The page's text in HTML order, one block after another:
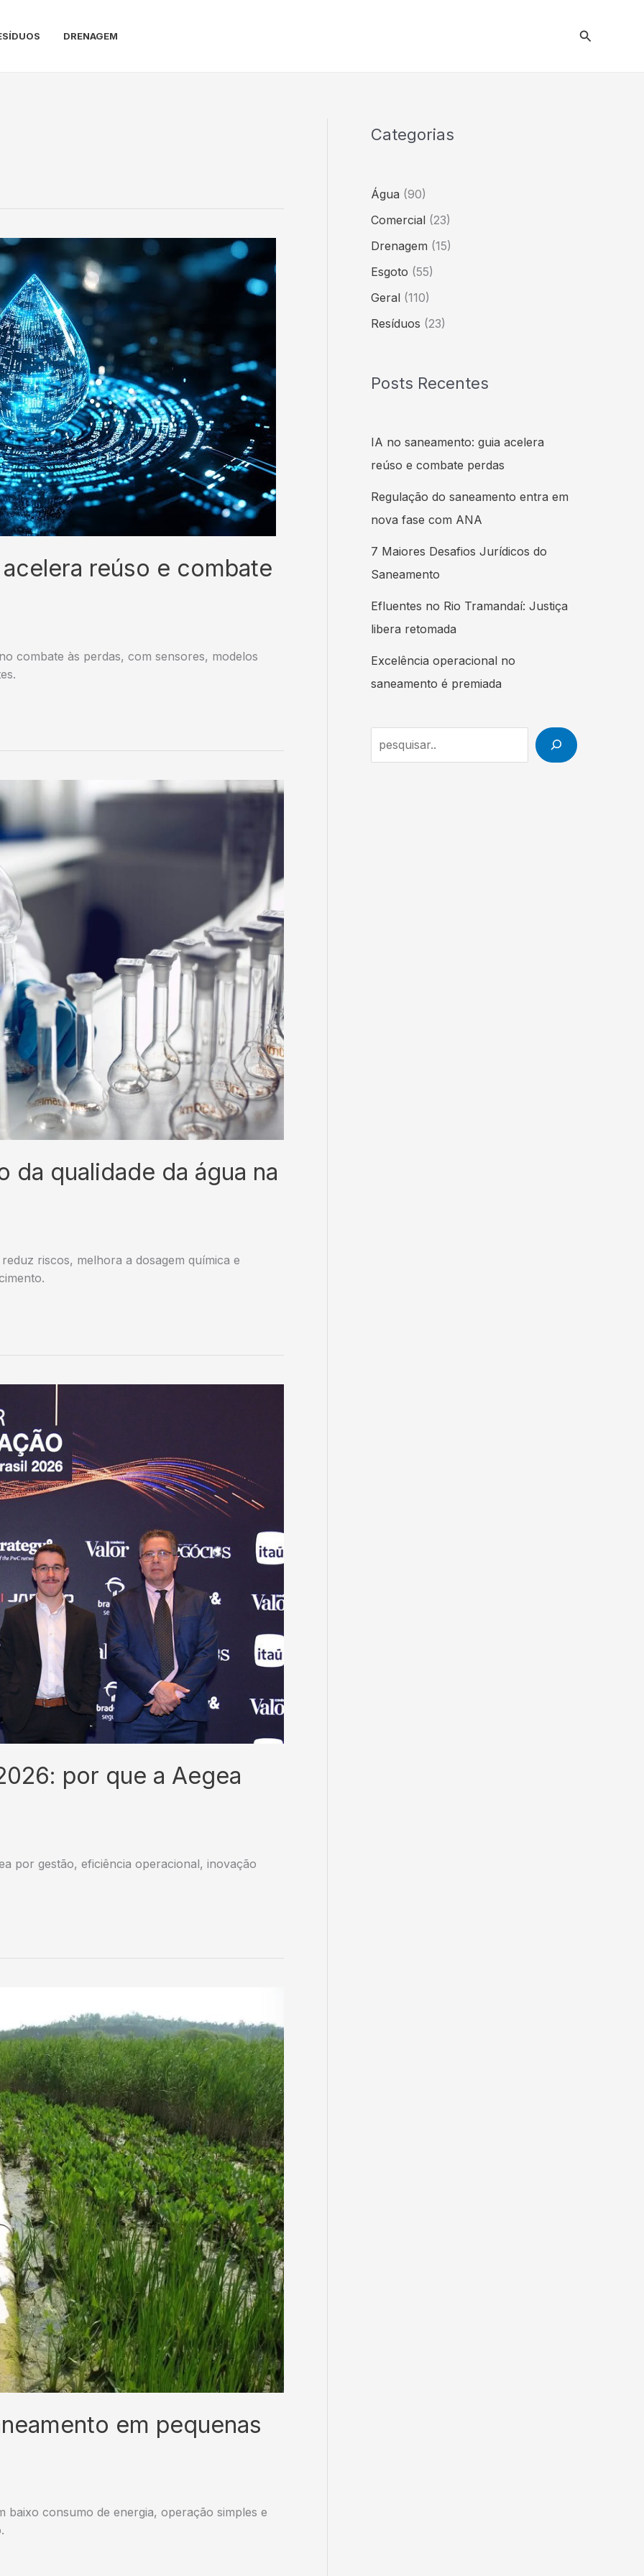
DRENAGEM Pesquisar
reúso e combate
combate às perdas, com sensores, modelos
qualidade da água na
riscos, melhora a dosagem química e
por que a Aegea
por gestão, eficiência operacional, inovação
em pequenas
consumo de energia, operação simples e
Categorias
Água (90)
Comercial (23)
Drenagem (15)
Esgoto (55)
Geral (110)
Resíduos (23)
Posts Recentes
IA no saneamento: guia acelera
reúso e combate perdas
Regulação do saneamento entra em
nova fase com ANA
7 Maiores Desafios Jurídicos do
Saneamento
Efluentes no Rio Tramandaí: Justiça
libera retomada
Excelência operacional no
saneamento é premiada
e